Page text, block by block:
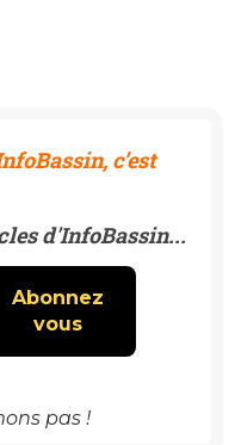
c’est
d'InfoBassin...
pas !